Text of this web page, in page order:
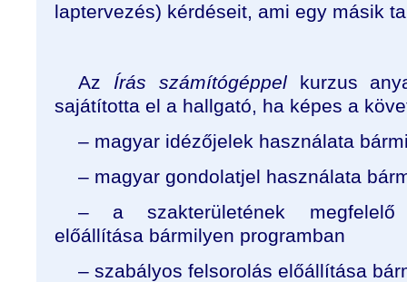
laptervezés) kérdéseit, ami egy másik
Az Írás számítógéppel kurzus
sajátította el a hallgató, ha képes a
– magyar idézőjelek használata
– magyar gondolatjel használata
– a szakterületének megfelelő
előállítása bármilyen programban
– szabályos felsorolás előállítása